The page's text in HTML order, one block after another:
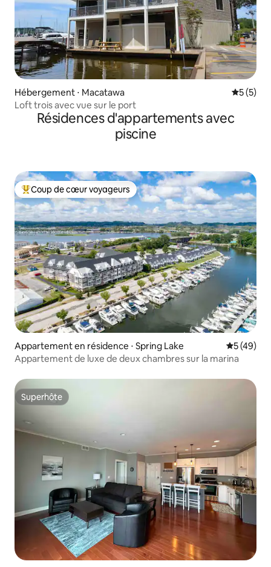
Hébergement ⋅ Macatawa
5 (5)
Loft trois avec vue sur le port
Résidences d'appartements avec
piscine
Coups de cœur voyageurs les plus appréciés
Coup de cœur voyageurs
Appartement en résidence ⋅ Spring Lake
5 (49)
Appartement de luxe de deux chambres sur la marina
Superhôte
Superhôte